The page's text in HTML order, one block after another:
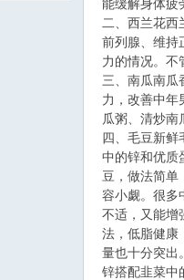
能缓解身体疲
二、西兰花西
前列腺、维持
力的情况。不
三、南瓜南瓜
力，改善中年
瓜粥、清炒南
四、毛豆新鲜
中的锌和优质
豆，做法简单
容小觑。很多
不适，又能增
法，低脂健康
量也十分突出。
锌搭配韭菜中